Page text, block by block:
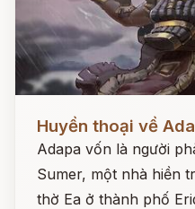
Đọc ngay
Huyền thoại về
Adapa vốn là người
Sumer, một nhà hiền
thờ Ea ở thành phố